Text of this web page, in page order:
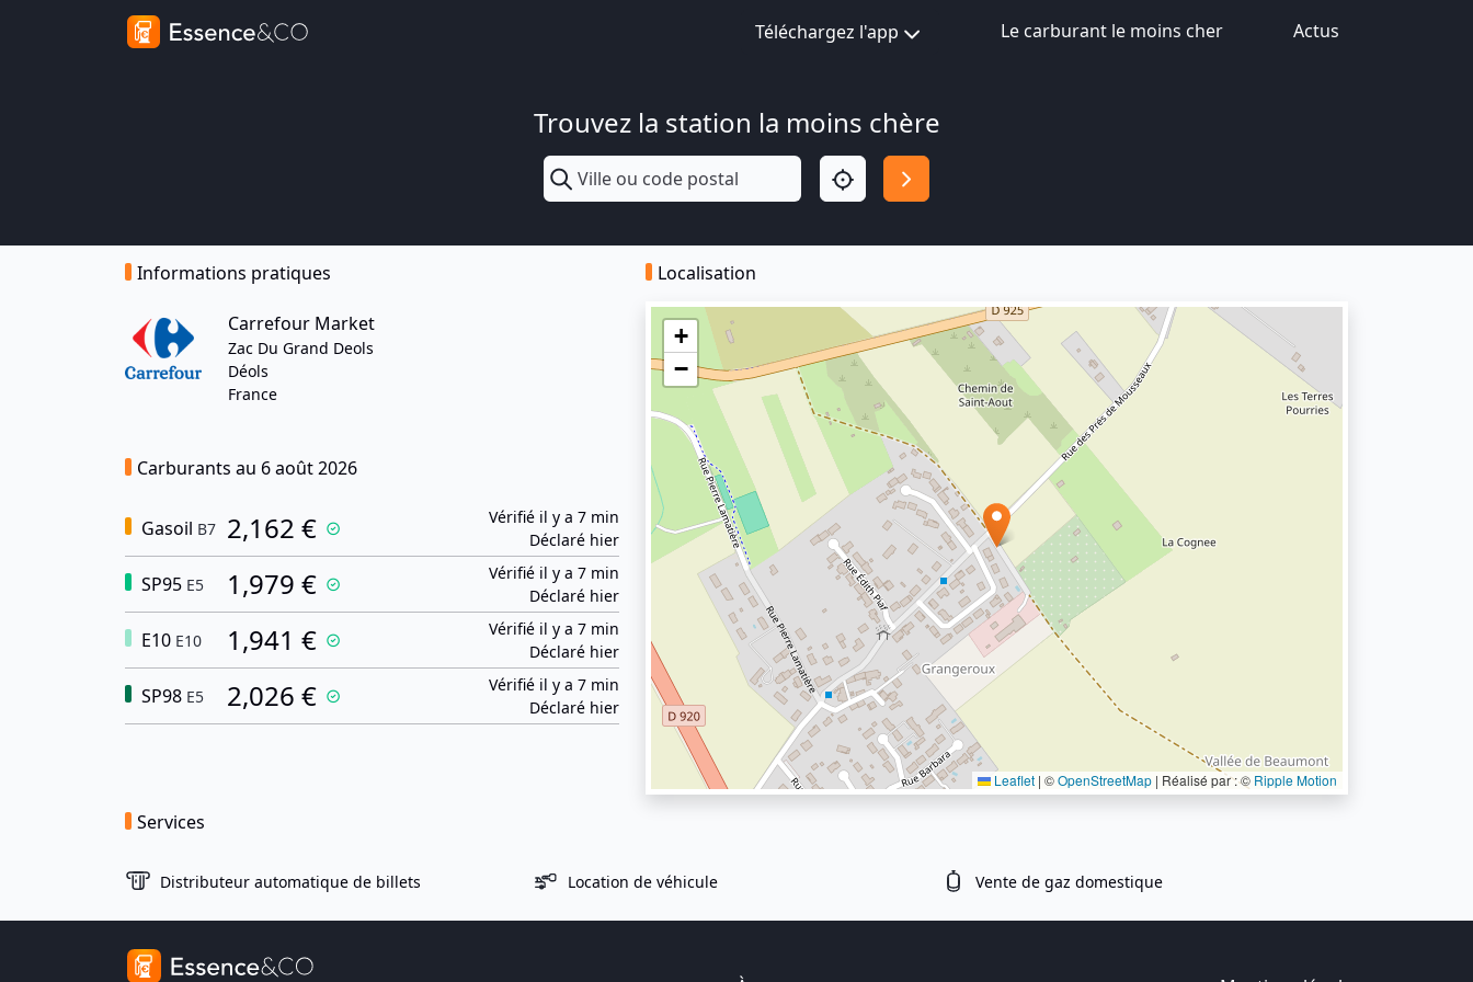
Téléchargez l'app Le carburant le moins cher Actus
Trouvez la station la moins chère
Informations pratiques
Carrefour Market
Zac Du Grand Deols
Déols
France
Carburants au 6 août 2026
Gasoil B7 2,162 €
Vérifié il y a 7 min
Déclaré hier
SP95 E5 1,979 €
Vérifié il y a 7 min
Déclaré hier
E10 E10 1,941 €
Vérifié il y a 7 min
Déclaré hier
SP98 E5 2,026 €
Vérifié il y a 7 min
Déclaré hier
Localisation
+
−
Leaflet | ©OpenStreetMap | Réalisé par : © Ripple Motion
Services
Distributeur automatique de billets Location de véhicule Vente de gaz domestique